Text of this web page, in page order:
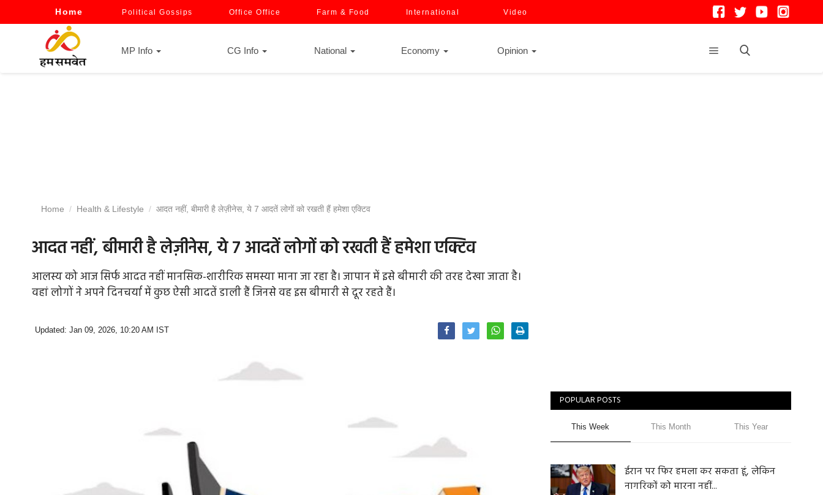
Home Political Gossips Office Office Farm & Food International Video
MP Info CG Info National Economy Opinion
Home Health & Lifestyle आदत नहीं, बीमारी है लेज़ीनेस, ये 7 आदतें लोगों को रखती हैं हमेशा एक्टिव
आदत नहीं, बीमारी है लेज़ीनेस, ये 7 आदतें लोगों को रखती हैं हमेशा एक्टिव
आलस्य को आज सिर्फ आदत नहीं मानसिक-शारीरिक समस्या माना जा रहा है। जापान में इसे बीमारी की तरह देखा जाता है।
वहां लोगों ने अपने दिनचर्या में कुछ ऐसी आदतें डाली हैं जिनसे वह इस बीमारी से दूर रहते हैं।
Updated: Jan 09, 2026, 10:20 AM IST
POPULAR POSTS
This Week This Month This Year
ईरान पर फिर हमला कर सकता हूं, लेकिन
नागरिकों को मारना नहीं...